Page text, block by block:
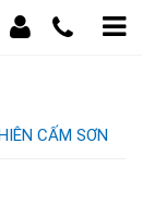
CẤM SƠN